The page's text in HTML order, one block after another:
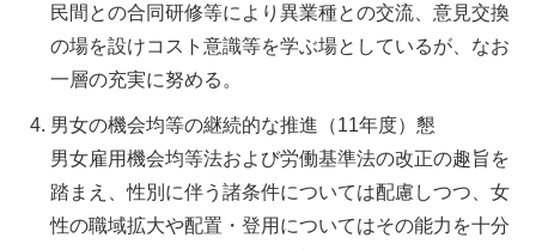
民間との合同研修等により異業種との交流、意見交換
の場を設けコスト意識等を学ぶ場としているが、なお
一層の充実に努める。
男女の機会均等の継続的な推進（11年度）懇
男女雇用機会均等法および労働基準法の改正の趣旨を
踏まえ、性別に伴う諸条件については配慮しつつ、女
性の職域拡大や配置・登用についてはその能力を十分